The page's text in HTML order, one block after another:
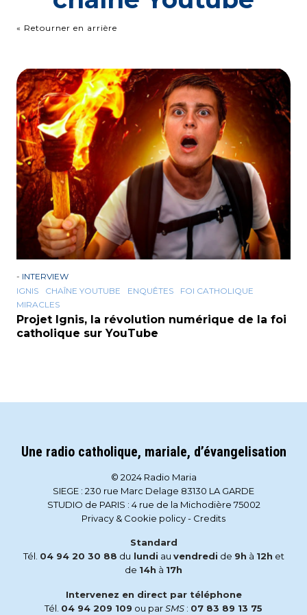
« Retourner en arrière
- INTERVIEW
IGNIS
CHAÎNE YOUTUBE ENQUÊTES
FOI CATHOLIQUE
MIRACLES
Projet Ignis, la révolution numérique de la foi
catholique sur YouTube
Une radio catholique, mariale, d’évangelisation
© 2024 Radio Maria
SIEGE : 230 rue Marc Delage 83130 LA GARDE
STUDIO de PARIS : 4 rue de la Michodière 75002
Privacy & Cookie policy- Credits
Standard
Tél. 04 94 20 30 88 du lundi au vendredi de 9h à 12h et
de 14h à 17h
Intervenez en direct par téléphone
Tél. 04 94 209 109 ou parSMS : 07 83 89 13 75